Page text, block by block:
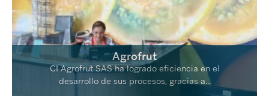
Agrofrut
CI Agrofrut SAS ha logrado eficiencia en el
desarrollo de sus procesos, gracias a...